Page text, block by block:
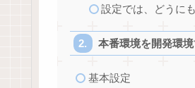
設定では、どうに
本番環境を開発環
基本設定